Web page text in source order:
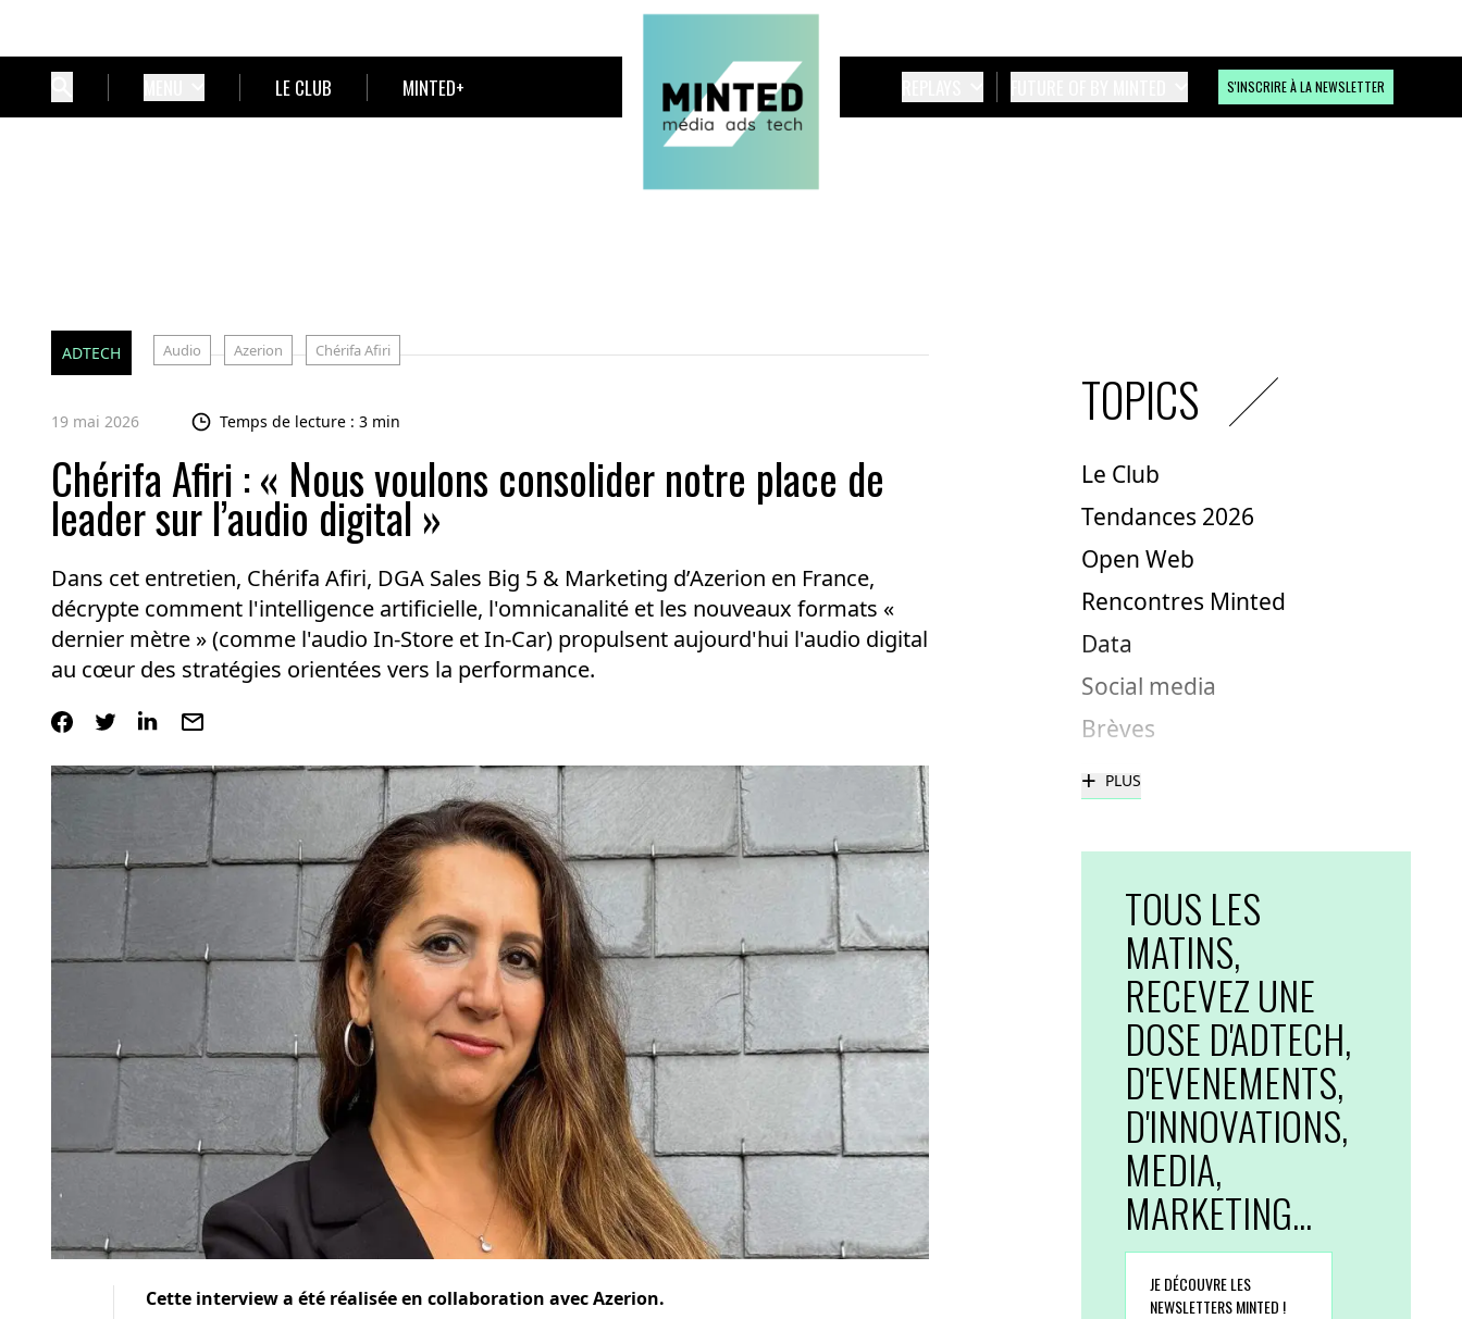
LE CLUB MINTED+ S'INSCRIRE À LA NEWSLETTER
ADTECH Audio Azerion Chérifa Afiri
19 mai 2026 Temps de lecture : 3 min
Chérifa Afiri : « Nous voulons consolider notre place de
leader sur l’audio digital »
Dans cet entretien, Chérifa Afiri, DGA Sales Big 5 & Marketing d’Azerion en France,
décrypte comment l'intelligence artificielle, l'omnicanalité et les nouveaux formats «
dernier mètre » (comme l'audio In-Store et In-Car) propulsent aujourd'hui l'audio digital
au cœur des stratégies orientées vers la performance.
Cette interview a été réalisée en collaboration avec Azerion.
TOPICS
Le Club
Tendances 2026
Open Web
Rencontres Minted
Data
Social media
Brèves
+ PLUS
TOUS LES
MATINS,
RECEVEZ UNE
DOSE D'ADTECH,
D'EVENEMENTS,
D'INNOVATIONS,
MEDIA,
MARKETING...
JE DÉCOUVRE LES
NEWSLETTERS MINTED !